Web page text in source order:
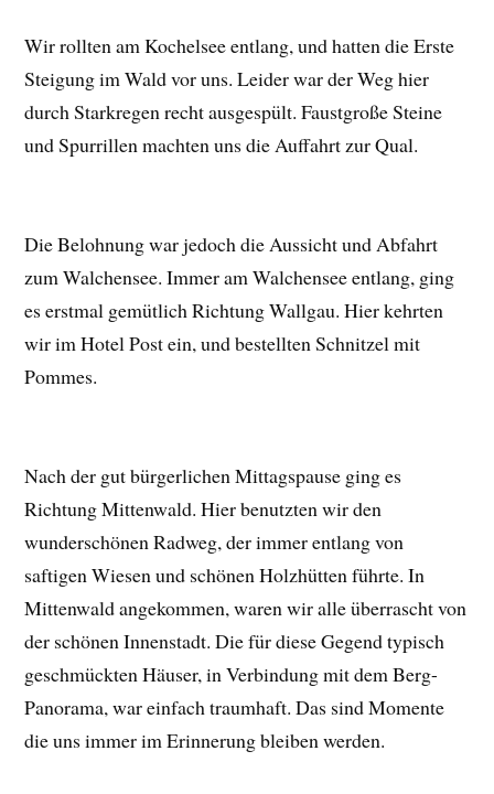
Wir rollten am Kochelsee entlang, und hatten die Erste
Steigung im Wald vor uns. Leider war der Weg hier
durch Starkregen recht ausgespült. Faustgroße Steine
und Spurrillen machten uns die Auffahrt zur Qual.
Die Belohnung war jedoch die Aussicht und Abfahrt
zum Walchensee. Immer am Walchensee entlang, ging
es erstmal gemütlich Richtung Wallgau. Hier kehrten
wir im Hotel Post ein, und bestellten Schnitzel mit
Pommes.
Nach der gut bürgerlichen Mittagspause ging es
Richtung Mittenwald. Hier benutzten wir den
wunderschönen Radweg, der immer entlang von
saftigen Wiesen und schönen Holzhütten führte. In
Mittenwald angekommen, waren wir alle überrascht von
der schönen Innenstadt. Die für diese Gegend typisch
geschmückten Häuser, in Verbindung mit dem Berg-
Panorama, war einfach traumhaft. Das sind Momente
die uns immer im Erinnerung bleiben werden.